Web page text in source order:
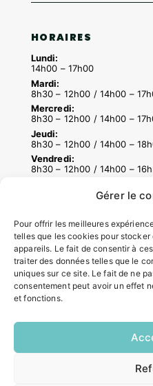
Gérer le
Pour offrir les meilleures
telles que les cookies pour
appareils. Le fait de consentir à
traiter des données telles que le
uniques sur ce site. Le fait de ne
consentement peut avoir un effet
et fonctions.
HORAIRES
Lundi:
14h00 – 17h00
Mardi:
8h30 – 12h00 / 14h00 –
Mercredi:
8h30 – 12h00 / 14h00 –
Jeudi:
8h30 – 12h00 / 14h00 –
Vendredi:
8h30 – 12h00 / 14h00 –
Contacter la mairie
Pôle santé
Le Saucatais
Formalités administratives
Restauration scolaire
INFORMATIONS